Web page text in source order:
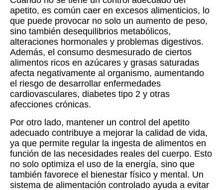
apetito, es común caer en excesos alimenticios, lo
que puede provocar no solo un aumento de peso,
sino también desequilibrios metabólicos,
alteraciones hormonales y problemas digestivos.
Además, el consumo desmesurado de ciertos
alimentos ricos en azúcares y grasas saturadas
afecta negativamente al organismo, aumentando
el riesgo de desarrollar enfermedades
cardiovasculares, diabetes tipo 2 y otras
afecciones crónicas.
Por otro lado, mantener un control del apetito
adecuado contribuye a mejorar la calidad de vida,
ya que permite regular la ingesta de alimentos en
función de las necesidades reales del cuerpo. Esto
no solo optimiza el uso de la energía, sino que
también favorece el bienestar físico y mental. Un
sistema de alimentación controlado ayuda a evitar